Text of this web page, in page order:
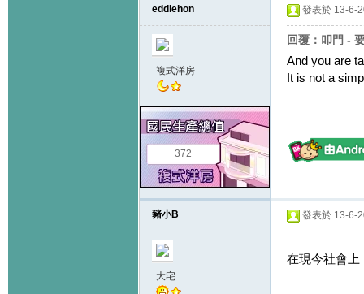
eddiehon
複式洋房
372
發表於 13-6-
回覆：叩門 -
And you are
It is not a
豬小B
大宅
發表於 13-6-
在現今社會上